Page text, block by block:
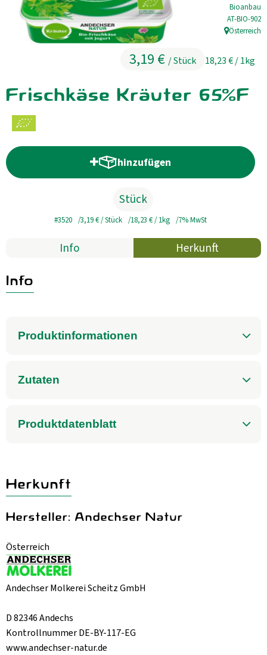
Kühltheke
GrüneWelt Bäckerei
Getränke
Kosmetik
Haus, Garten, Tier & Co
Genossenschaft & Beitritt
Über uns
B2B
Frischkäse Kräuter 65%F
3,19 € / Stück 18,23 €/ 1kg
Bioanbau
,AT-BIO-902
, Herkunft:
Österreich
hinzufügen
Produkt zum Warenkorb
Stück
#3520 3,19 €/ Stück 18,23 €/ 1kg 7% MwSt
Info Herkunft
Info
Produktinformationen
Zutaten
Produktdatenblatt
Herkunft
Hersteller: Andechser Natur
Österreich
Andechser Molkerei Scheitz GmbH
D 82346 Andechs
Kontrollnummer DE-BY-117-EG
www.andechser-natur.de